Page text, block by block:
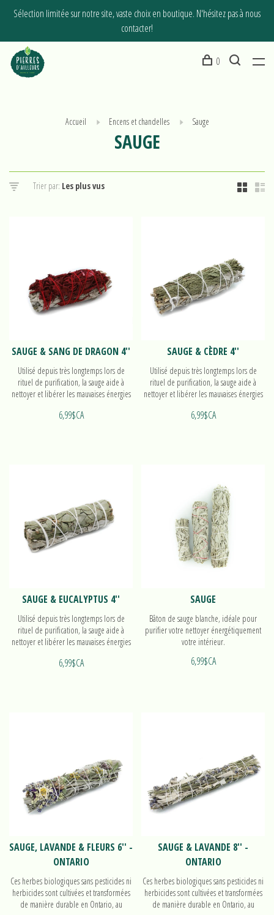
Sélection limitée sur notre site, vaste choix en boutique. N'hésitez pas à nous
contacter!
0
Accueil Encens et chandelles Sauge
SAUGE
Trier par:
SAUGE & SANG DE DRAGON 4''
Utilisé depuis très longtemps lors de
rituel de purification, la sauge aide à
nettoyer et libérer les mauvaises énergies
6,99$CA
SAUGE & CÈDRE 4''
Utilisé depuis très longtemps lors de
rituel de purification, la sauge aide à
nettoyer et libérer les mauvaises énergies
6,99$CA
SAUGE & EUCALYPTUS 4''
Utilisé depuis très longtemps lors de
rituel de purification, la sauge aide à
nettoyer et libérer les mauvaises énergies
6,99$CA
SAUGE
Bâton de sauge blanche, idéale pour
purifier votre nettoyer énergétiquement
votre intérieur.
6,99$CA
SAUGE, LAVANDE & FLEURS 6'' -
ONTARIO
Ces herbes biologiques sans pesticides ni
herbicides sont cultivées et transformées
de manière durable en Ontario, au
SAUGE & LAVANDE 8'' -
ONTARIO
Ces herbes biologiques sans pesticides ni
herbicides sont cultivées et transformées
de manière durable en Ontario, au